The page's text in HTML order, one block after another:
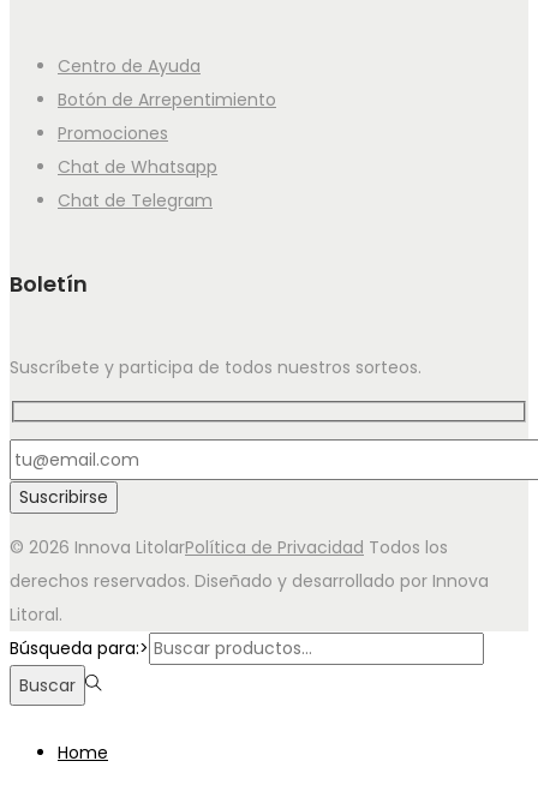
Centro de Ayuda
Botón de Arrepentimiento
Promociones
Chat de Whatsapp
Chat de Telegram
Boletín
Suscríbete y participa de todos nuestros sorteos.
© 2026 Innova LitolarPolítica de Privacidad Todos los
derechos reservados. Diseñado y desarrollado por Innova
Litoral.
Búsqueda para:>
Buscar
Home